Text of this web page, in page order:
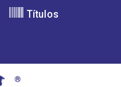
Títulos